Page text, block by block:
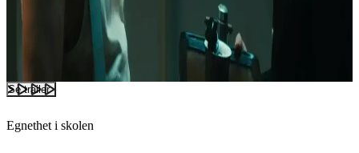
Se trailer
Egnethet i skolen